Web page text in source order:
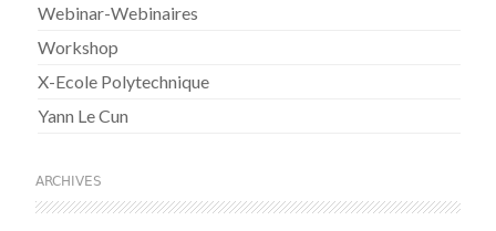
Webinar-Webinaires
Workshop
X-Ecole Polytechnique
Yann Le Cun
ARCHIVES